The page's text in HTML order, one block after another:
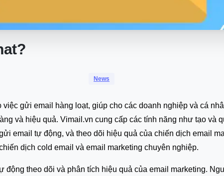
News
việc gửi email hàng loạt, giúp cho các doanh nghiệp và cá
và hiệu quả. Vimail.vn cung cấp các tính năng như tạo và
email tự động, và theo dõi hiệu quả của chiến dịch email
dịch cold email và email marketing chuyên nghiệp.
động theo dõi và phân tích hiệu quả của email marketing.